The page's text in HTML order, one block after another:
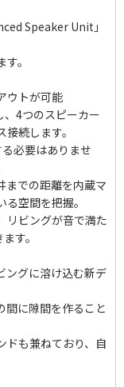
Speaker Unit」
。
ウトが可能
4つのスピーカー
続します。
必要はありませ
までの距離を内蔵マ
空間を把握。
リビングが音で満た
す。
ングに溶け込む新デ
間に隙間を作ること
ドも兼ねており、自